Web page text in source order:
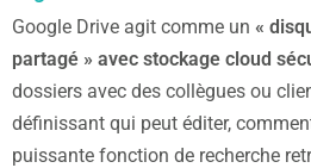
Google Drive agit comme un «
partagé » avec stockage cloud
dossiers avec des collègues ou
définissant qui peut éditer,
puissante fonction de recherche